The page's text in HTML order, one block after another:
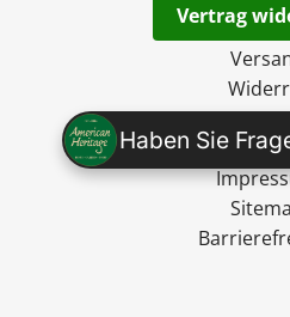
Haben Sie
Vertrag
AGB